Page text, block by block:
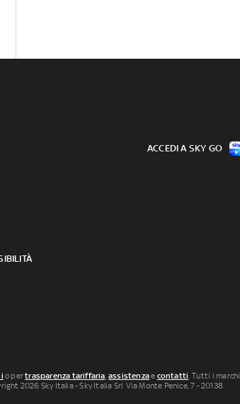
ACCEDI A SKY GO
o pertrasparenza tariffaria,assistenzae contatti. Tutti i marchi
2026 Sky Italia - Sky Italia Srl Via Monte Penice, 7 - 20138